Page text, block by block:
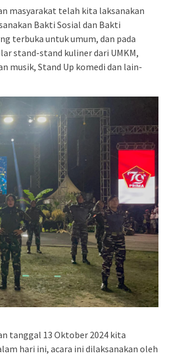
masyarakat telah kita laksanakan
Bakti Sosial dan Bakti
terbuka untuk umum, dan pada
stand-stand kuliner dari UMKM,
musik, Stand Up komedi dan lain-
tanggal 13 Oktober 2024 kita
hari ini, acara ini dilaksanakan oleh